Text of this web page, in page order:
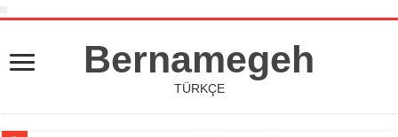
Bernamegeh
TÜRKÇE